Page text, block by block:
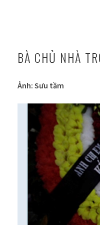
BÀ CHỦ NHÀ
Ảnh: Sưu tầm